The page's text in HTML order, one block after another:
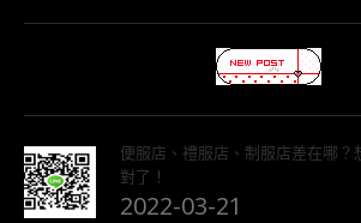
便服店、禮服店、制服店差在哪？
對了！
2022-03-21